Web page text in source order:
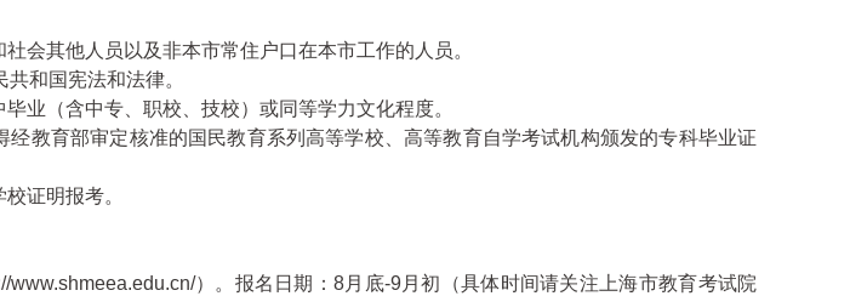
会其他人员以及非本市常住户口在本市工作的人员。
和国宪法和法律。
业（含中专、职校、技校）或同等学力文化程度。
教育部审定核准的国民教育系列高等学校、高等教育自学考试机构颁发的专科毕业证
证明报考。
）。报名日期：8月底-9月初（具体时间请关注上海市教育考试院